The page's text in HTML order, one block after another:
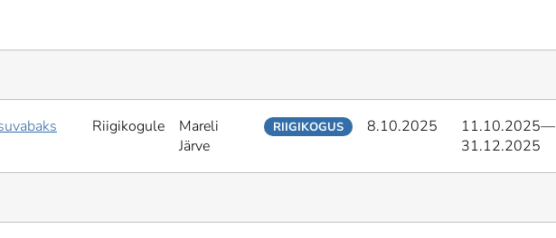
Riigikogule
Mareli
Järve
RIIGIKOGUS 8.10.2025 11.10.2025—
31.12.2025